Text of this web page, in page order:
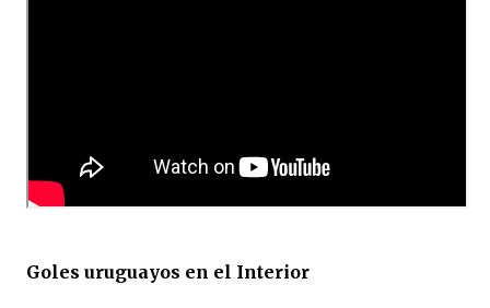
Goles uruguayos en el Interior